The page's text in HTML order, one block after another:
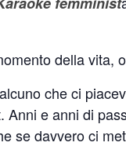
della vita,
che ci
Anni e anni di
se davvero ci